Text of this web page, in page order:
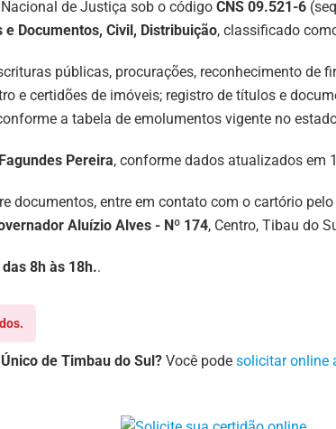
de Justiça sob o código CNS 09.521-6
Documentos, Civil, Distribuição, classificado
públicas, procurações, reconhecimento de
e certidões de imóveis; registro de títulos e
a tabela de emolumentos vigente no
Pereira, conforme dados atualizados em
documentos, entre em contato com o cartório
Aluízio Alves - Nº 174, Centro, Tibau do
das 8h às 18h..
de Timbau do Sul? Você pode solicitar online